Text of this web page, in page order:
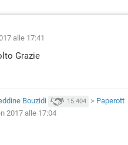
alle 17:41
Grazie
Bouzidi 15.404 > Paperott
2017 alle 17:04